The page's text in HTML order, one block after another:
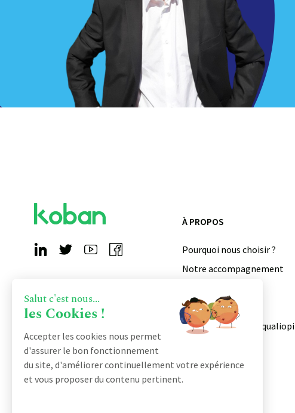
À PROPOS
Pourquoi nous choisir ?
Notre accompagnement
Devenir partenaire
Notre certification qualiopi
Salut c'est nous...
les Cookies !
Accepter les cookies nous permet
d'assurer le bon fonctionnement
du site, d'améliorer continuellement votre expérience
et vous proposer du contenu pertinent.